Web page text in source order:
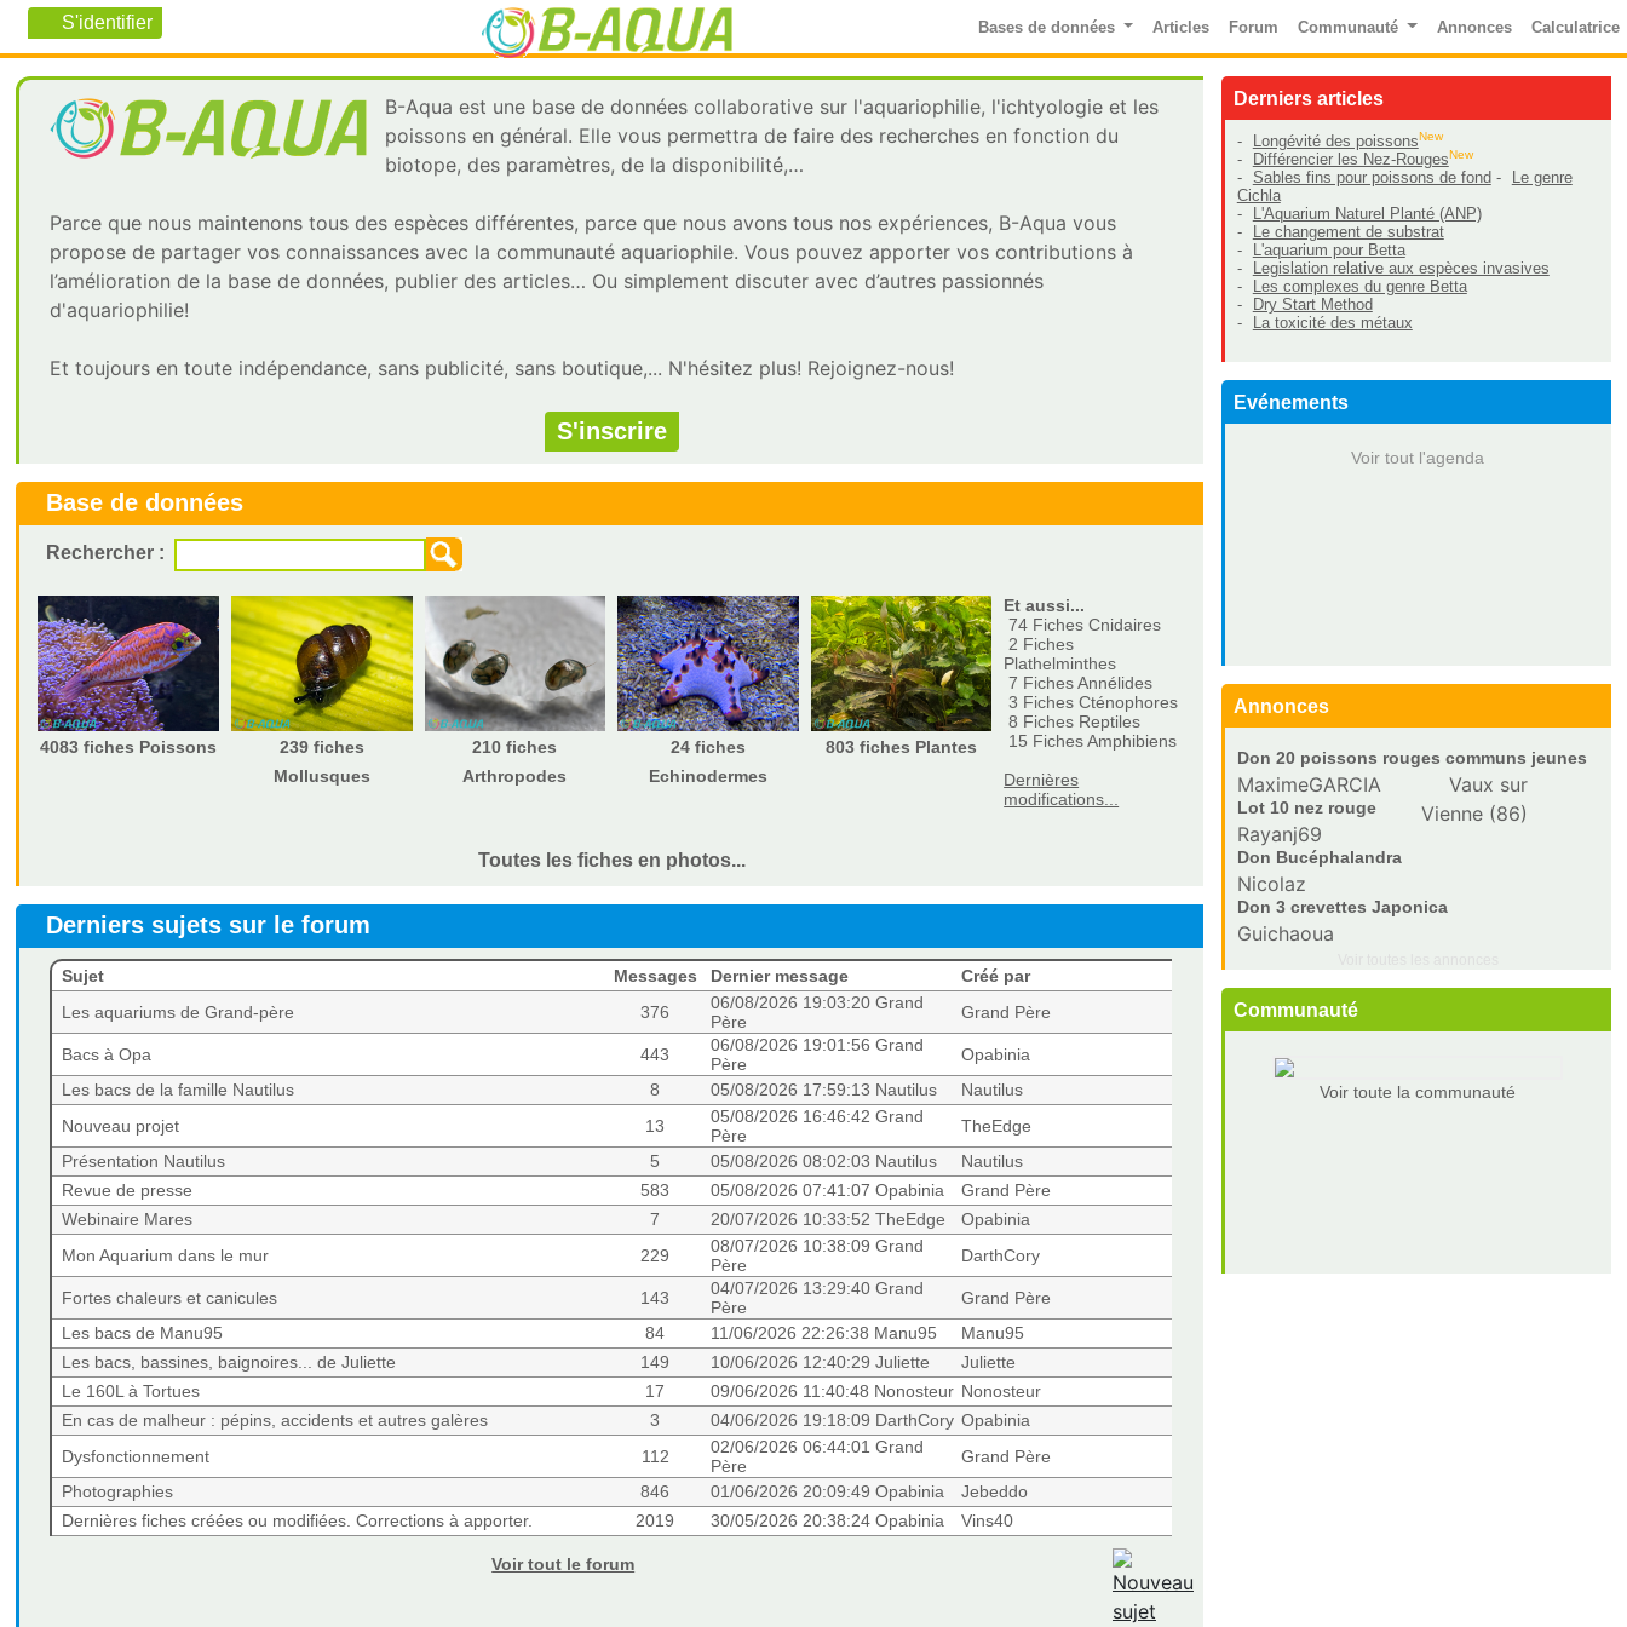
Bases de données Articles Forum Communauté Annonces Calculatrice
B-Aqua est une base de données collaborative sur l'aquariophilie, l'ichtyologie et les
poissons en général. Elle vous permettra de faire des recherches en fonction du
biotope, des paramètres, de la disponibilité,…
Parce que nous maintenons tous des espèces différentes, parce que nous avons tous nos expériences, B-Aqua vous
propose de partager vos connaissances avec la communauté aquariophile. Vous pouvez apporter vos contributions à
l’amélioration de la base de données, publier des articles… Ou simplement discuter avec d’autres passionnés
d'aquariophilie!
Et toujours en toute indépendance, sans publicité, sans boutique,... N'hésitez plus! Rejoignez-nous!
Base de données
Rechercher :
4083 fiches Poissons
239 fiches
Mollusques
210 fiches
Arthropodes
24 fiches
Echinodermes
803 fiches Plantes
Et aussi...
74 Fiches Cnidaires
2 Fiches
Plathelminthes
7 Fiches Annélides
3 Fiches Cténophores
8 Fiches Reptiles
15 Fiches Amphibiens
Dernières
modifications...
Toutes les fiches en photos...
Derniers sujets sur le forum
Sujet Messages Dernier message
Créé par
Les aquariums de Grand-père
376
06/08/2026 19:03:20 Grand
Père
Grand Père
Bacs à Opa 443
06/08/2026 19:01:56 Grand
Père
Opabinia
Les bacs de la famille Nautilus
8 05/08/2026 17:59:13 Nautilus
Nautilus
Nouveau projet
13
05/08/2026 16:46:42 Grand
Père
TheEdge
Présentation Nautilus
5 05/08/2026 08:02:03 Nautilus
Nautilus
Revue de presse
583 05/08/2026 07:41:07 Opabinia
Grand Père
Webinaire Mares
7 20/07/2026 10:33:52 TheEdge
Opabinia
Mon Aquarium dans le mur
229
08/07/2026 10:38:09 Grand
Père
DarthCory
Fortes chaleurs et canicules 143
04/07/2026 13:29:40 Grand
Père
Grand Père
Les bacs de Manu95
84 11/06/2026 22:26:38 Manu95
Manu95
Les bacs, bassines, baignoires... de Juliette
149 10/06/2026 12:40:29 Juliette
Juliette
Le 160L à Tortues
17 09/06/2026 11:40:48 Nonosteur Nonosteur
En cas de malheur : pépins, accidents et autres galères
3 04/06/2026 19:18:09 DarthCory Opabinia
Dysfonctionnement
112
02/06/2026 06:44:01 Grand
Père
Grand Père
Photographies
846 01/06/2026 20:09:49 Opabinia
Jebeddo
Dernières fiches créées ou modifiées. Corrections à apporter.
2019 30/05/2026 20:38:24 Opabinia Vins40
Voir tout le forum
Derniers articles
- Longévité des poissonsNew
- Différencier les Nez-RougesNew
- Sables fins pour poissons de fond -
Le genre
Cichla
-
L'Aquarium Naturel Planté (ANP)
-
Le changement de substrat
-
L'aquarium pour Betta
-
Legislation relative aux espèces invasives
-
Les complexes du genre Betta
-
Dry Start Method
-
La toxicité des métaux
Evénements
Voir tout l'agenda
Annonces
Don 20 poissons rouges communs jeunes
couleurs variées (issus bassin extérieur) -
Chatellerault
MaximeGARCIA
Vaux sur
Vienne (86)
Lot 10 nez rouge
Rayanj69
Don Bucéphalandra
Nicolaz
Don 3 crevettes Japonica
Guichaoua
Communauté
Voir toute la communauté